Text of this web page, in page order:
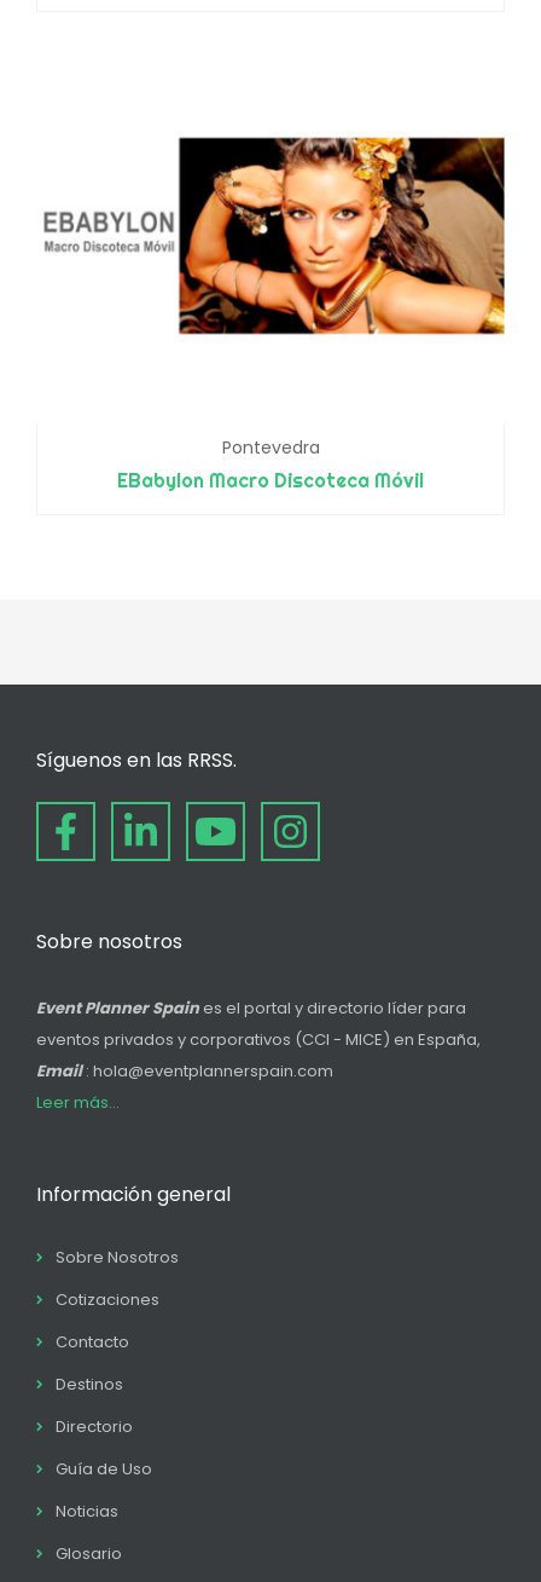
Pontevedra
EBabylon Macro Discoteca Móvil
Síguenos en las RRSS.
Sobre nosotros
Event Planner Spain es el portal y directorio líder para
eventos privados y corporativos (CCI - MICE) en España,
Email: hola@eventplannerspain.com
Leer más...
Información general
Sobre Nosotros
Cotizaciones
Contacto
Destinos
Directorio
Guía de Uso
Noticias
Glosario